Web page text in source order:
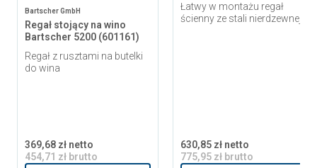
Bartscher GmbH
Regał stojący na wino
Bartscher 5200 (601161)
Regał z rusztami na butelki
do wina
369,68 zł netto
454,71 zł brutto
Łatwy w montażu regał
ścienny ze stali nierdzewnej
630,85 zł netto
775,95 zł brutto